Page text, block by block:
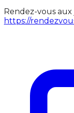
Rendez-vous aux
https://